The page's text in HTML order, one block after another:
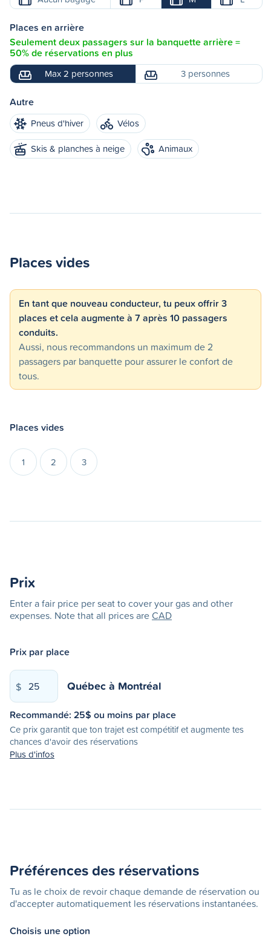
Places en arrière
Seulement deux passagers sur la banquette arrière =
50% de réservations en plus
Max 2 personnes 3 personnes
Autre
Pneus d'hiver
Vélos
Skis & planches à neige
Animaux
Places vides
En tant que nouveau conducteur, tu peux offrir 3
places et cela augmente à 7 après 10 passagers
conduits.
Aussi, nous recommandons un maximum de 2
passagers par banquette pour assurer le confort de
tous.
Places vides
1 2 3
Prix
Enter a fair price per seat to cover your gas and other
expenses. Note that all prices areCAD
Prix par place
$ Québecà Montréal
Recommandé: 25$ ou moins par place
Ce prix garantit que ton trajet est compétitif et augmente tes
chances d'avoir des réservations
Plus d'infos
Préférences des réservations
Tu as le choix de revoir chaque demande de réservation ou
d'accepter automatiquement les réservations instantanées.
Choisis une option